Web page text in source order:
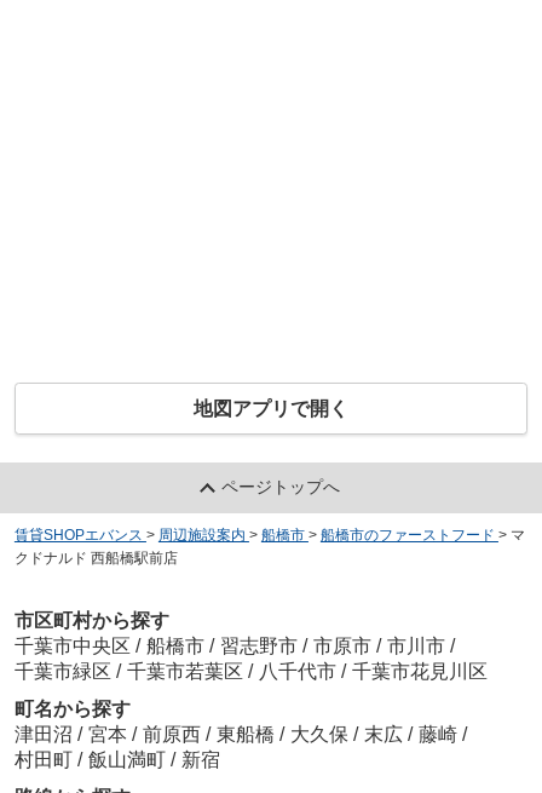
地図アプリで開く
ページトップへ
賃貸SHOPエバンス > 周辺施設案内 > 船橋市 > 船橋市のファーストフード > マ
クドナルド 西船橋駅前店
市区町村から探す
千葉市中央区 / 船橋市 / 習志野市 / 市原市 / 市川市 /
千葉市緑区 / 千葉市若葉区 / 八千代市 / 千葉市花見川区
町名から探す
津田沼 / 宮本 / 前原西 / 東船橋 / 大久保 / 末広 / 藤崎 /
村田町 / 飯山満町 / 新宿